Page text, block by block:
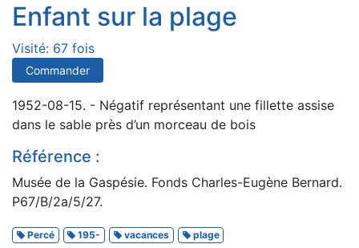
Enfant sur la plage
Visité: 67 fois
Commander
1952-08-15. - Négatif représentant une fillette assise
dans le sable près d’un morceau de bois
Référence :
Musée de la Gaspésie. Fonds Charles-Eugène Bernard.
P67/B/2a/5/27.
Percé 195- vacances plage